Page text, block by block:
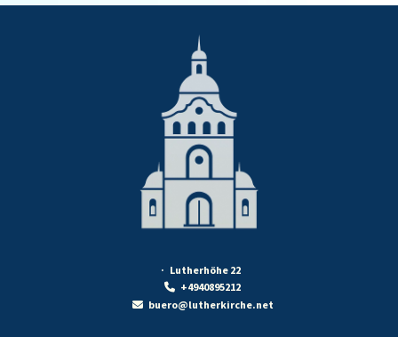
· Lutherhöhe 22
 +4940895212
buero@lutherkirche.net